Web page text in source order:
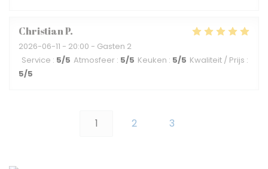
ChristianP
2026-06-11 - 20:00 - Gasten 2
Service : 5/5 Atmosfeer : 5/5 Keuken : 5/5 Kwaliteit / Prijs :
5/5
1 2 3